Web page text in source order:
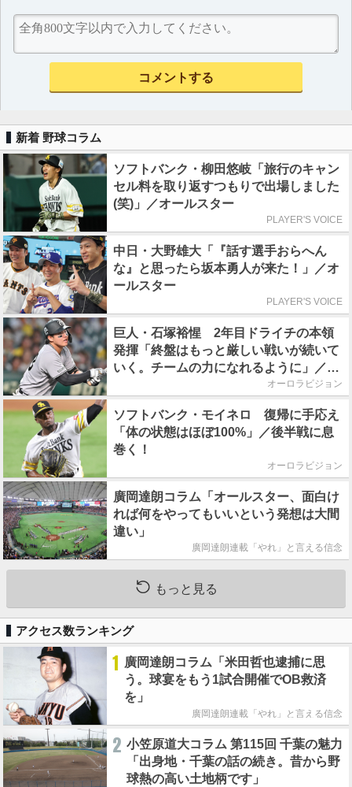
新着 野球コラム
ソフトバンク・柳田悠岐「旅行のキャン
セル料を取り返すつもりで出場しました
(笑)」／オールスター
PLAYER'S VOICE
中日・大野雄大「『話す選手おらへん
な』と思ったら坂本勇人が来た！」／オ
ールスター
PLAYER'S VOICE
巨人・石塚裕惺 2年目ドライチの本領
発揮「終盤はもっと厳しい戦いが続いて
いく。チームの力になれるように」／後
オーロラビジョン
ソフトバンク・モイネロ 復帰に手応え
「体の状態はほぼ100%」／後半戦に息
巻く！
オーロラビジョン
廣岡達朗コラム「オールスター、面白け
れば何をやってもいいという発想は大間
違い」
廣岡達朗連載「やれ」と言える信念
もっと見る
アクセス数ランキング
1 廣岡達朗コラム「米田哲也逮捕に思
う。球宴をもう1試合開催でOB救済
を」
廣岡達朗連載「やれ」と言える信念
2 小笠原道大コラム 第115回 千葉の魅力
「出身地・千葉の話の続き。昔から野
球熱の高い土地柄です」